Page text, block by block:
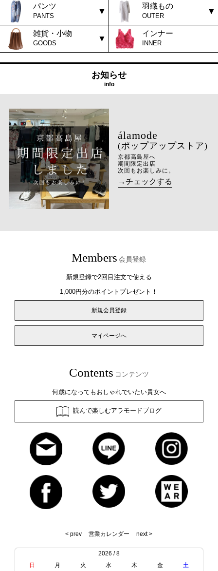
パンツ
PANTS
羽織もの
OUTER
雑貨・小物
GOODS
インナー
INNER
お知らせ
info
(ポップアップストア)
京都高島屋へ
期間限定出店
次回もお楽しみに。
→チェックする
Members 会員登録
新規登録で2回目注文で使える
1,000円分のポイントプレゼント！
新規会員登録
マイページへ
Contents コンテンツ
何歳になってもおしゃれでいたい貴女へ
読んで楽しむアラモードブログ
< prev 営業カレンダー next >
2026 / 8
日
月 火 水 木 金 土